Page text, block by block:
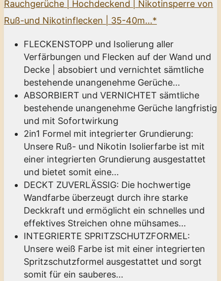
Rauchgerüche | Hochdeckend | Nikotinsperre von
Ruß-und Nikotinflecken | 35-40m...*
FLECKENSTOPP und Isolierung aller
Verfärbungen und Flecken auf der Wand und
Decke | absobiert und vernichtet sämtliche
bestehende unangenehme Gerüche...
ABSORBIERT und VERNICHTET sämtliche
bestehende unangenehme Gerüche langfristig
und mit Sofortwirkung
2in1 Formel mit integrierter Grundierung:
Unsere Ruß- und Nikotin Isolierfarbe ist mit
einer integrierten Grundierung ausgestattet
und bietet somit eine...
DECKT ZUVERLÄSSIG: Die hochwertige
Wandfarbe überzeugt durch ihre starke
Deckkraft und ermöglicht ein schnelles und
effektives Streichen ohne mühsames...
INTEGRIERTE SPRITZSCHUTZFORMEL:
Unsere weiß Farbe ist mit einer integrierten
Spritzschutzformel ausgestattet und sorgt
somit für ein sauberes...